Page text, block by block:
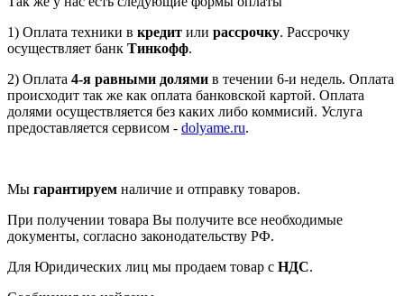
1) Оплата техники в кредит или рассрочку. Рассрочку
осуществляет банк Тинкофф.
2) Оплата 4-я равными долями в течении 6-и недель. Оплата
происходит так же как оплата банковской картой. Оплата
долями осуществляется без каких либо коммисий. Услуга
предоставляется сервисом - dolyame.ru.
Мы гарантируем наличие и отправку товаров.
При получении товара Вы получите все необходимые
документы, согласно законодательству РФ.
Для Юридических лиц мы продаем товар с НДС.